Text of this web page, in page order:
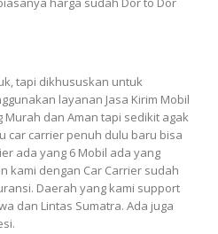
tapi dikhususkan untuk
layanan Jasa Kirim Mobil
Murah dan Aman tapi sedikit agak
car carrier penuh dulu baru bisa
ada yang 6 Mobil ada yang
kami dengan Car Carrier sudah
Daerah yang kami support
dan Lintas Sumatra. Ada juga